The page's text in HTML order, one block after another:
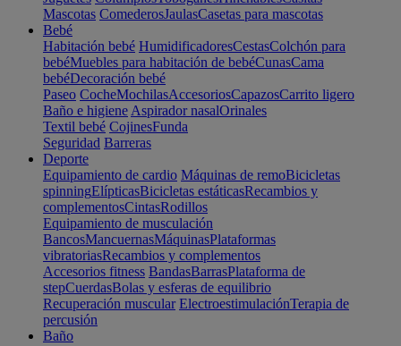
Mascotas ComederosJaulasCasetas para mascotas
Bebé
Habitación bebé HumidificadoresCestasColchón para
bebéMuebles para habitación de bebéCunasCama
bebéDecoración bebé
Paseo CocheMochilasAccesoriosCapazosCarrito ligero
Baño e higiene Aspirador nasalOrinales
Textil bebé CojinesFunda
Seguridad Barreras
Deporte
Equipamiento de cardio Máquinas de remoBicicletas
spinningElípticasBicicletas estáticasRecambios y
complementosCintasRodillos
Equipamiento de musculación
BancosMancuernasMáquinasPlataformas
vibratoriasRecambios y complementos
Accesorios fitness BandasBarrasPlataforma de
stepCuerdasBolas y esferas de equilibrio
Recuperación muscular ElectroestimulaciónTerapia de
percusión
Baño